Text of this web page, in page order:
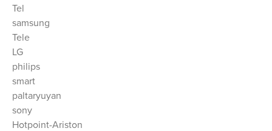
Tel
samsung
Tele
LG
philips
smart
paltaryuyan
sony
Hotpoint-Ariston